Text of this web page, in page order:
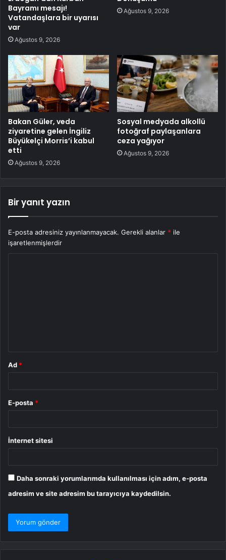
Bayramı mesajı!
Vatandaşlara bir uyarısı
var
Ağustos 9, 2026
Ağustos 9, 2026
Bakan Güler, veda
ziyaretine gelen İngiliz
Büyükelçi Morris’i kabul
etti
Ağustos 9, 2026
Sosyal medyada alkollü
fotoğraf paylaşanlara
ceza yağıyor
Ağustos 9, 2026
Bir yanıt yazın
E-posta adresiniz yayınlanmayacak. Gerekli alanlar * ile
işaretlenmişlerdir
Ad *
E-posta *
İnternet sitesi
Daha sonraki yorumlarımda kullanılması için adım, e-posta
adresim ve site adresim bu tarayıcıya kaydedilsin.